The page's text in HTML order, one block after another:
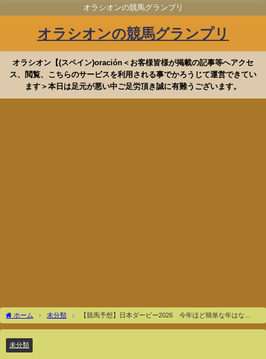
オラシオンの競馬グランプリ
オラシオンの競馬グランプリ
オラシオン【(スペイン)oración＜お客様皆様が掲載の記事等へアクセ
ス、閲覧、こちらのサービスを利用される事でかろうじて運営できてい
ます＞本日は足元が悪い中ご足労頂き誠に有難うございます。
ホーム 未分類
【競馬予想】日本ダービー2026 今年ほど簡単な年はな
い！！ 馬券内率脅威の94 1%の最強データで爆勝ち狙います！
未分類